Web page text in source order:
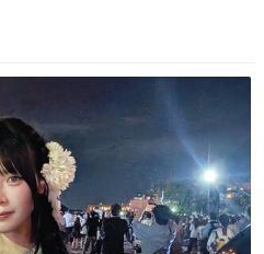
てよ